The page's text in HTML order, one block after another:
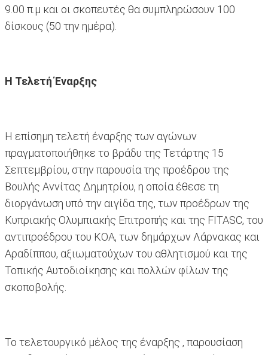
9.00 π.μ και οι σκοπευτές θα συμπληρώσουν 100
δίσκους (50 την ημέρα).
Η Τελετή Έναρξης
Η επίσημη τελετή έναρξης των αγώνων
πραγματοποιήθηκε το βράδυ της Τετάρτης 15
Σεπτεμβρίου, στην παρουσία της προέδρου της
Βουλής Αννίτας Δημητρίου, η οποία έθεσε τη
διοργάνωση υπό την αιγίδα της, των προέδρων της
Κυπριακής Ολυμπιακής Επιτροπής και της FITASC, του
αντιπροέδρου του ΚΟΑ, των δημάρχων Λάρνακας και
Αραδίππου, αξιωματούχων του αθλητισμού και της
Τοπικής Αυτοδιοίκησης και πολλών φίλων της
σκοποβολής.
Το τελετουργικό μέλος της έναρξης , παρουσίαση